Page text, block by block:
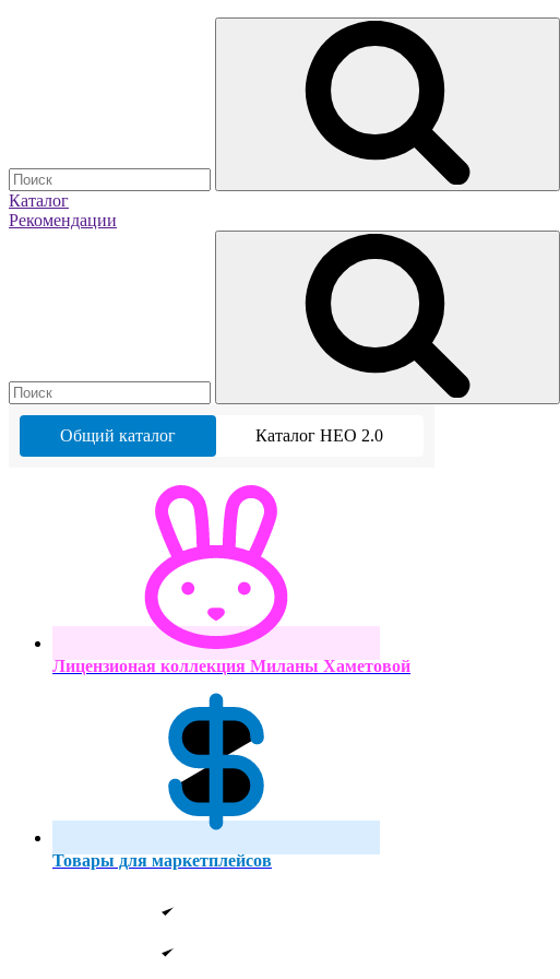
Каталог
Рекомендации
Общий каталог Каталог НЕО 2.0
Лицензионая коллекция Миланы Хаметовой
Товары для маркетплейсов